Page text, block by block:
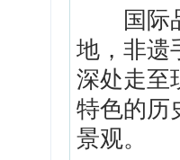
国际品
地，非遗
深处走至
特色的历
景观。